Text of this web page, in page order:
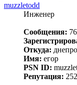
muzzletodd
Инженер
Сообщения:
Откуда:
Имя: егор
PSN ID:
Репутация: 252